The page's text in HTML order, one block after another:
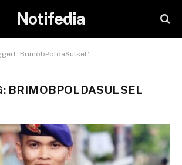
Notifedia
"BrimobPoldaSulsel"
BRIMOBPOLDASULSEL